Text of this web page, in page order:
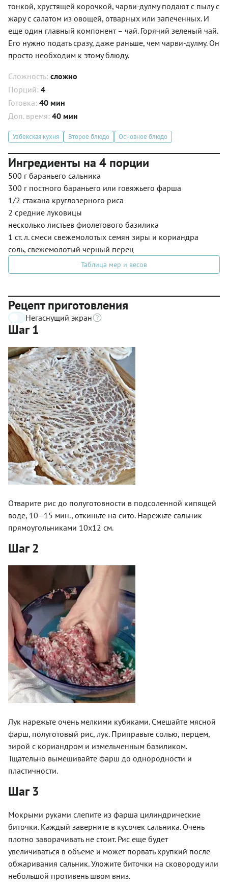
тонкой, хрустящей корочкой, чарви-дулму подают с пылу с
жару с салатом из овощей, отварных или запеченных. И
еще один главный компонент – чай. Горячий зеленый чай.
Его нужно подать сразу, даже раньше, чем чарви-дулму. Он
просто необходим к этому блюду.
Сложность: сложно
Порций: 4
Готовка: 40 мин
Доп. время: 40 мин
Узбекская кухня Второе блюдо Основное блюдо
Ингредиенты на 4 порции
500 г бараньего сальника
300 г постного бараньего или говяжьего фарша
1/2 стакана круглозерного риса
2 средние луковицы
несколько листьев фиолетового базилика
1 ст. л. смеси свежемолотых семян зиры и кориандра
соль, свежемолотый черный перец
Таблица мер и весов
Рецепт приготовления
Негаснущий экран
Шаг 1
Отварите рис до полуготовности в подсоленной кипящей
воде, 10–15 мин., откиньте на сито. Нарежьте сальник
прямоугольниками 10х12 см.
Шаг 2
Лук нарежьте очень мелкими кубиками. Смешайте мясной
фарш, полуготовый рис, лук. Приправьте солью, перцем,
зирой с кориандром и измельченным базиликом.
Тщательно вымешивайте фарш до однородности и
пластичности.
Шаг 3
Мокрыми руками слепите из фарша цилиндрические
биточки. Каждый заверните в кусочек сальника. Очень
плотно заворачивать не стоит. Рис еще будет
увеличиваться в объеме и может порвать хрупкий после
обжаривания сальник. Уложите биточки на сковороду или
небольшой противень швом вниз.